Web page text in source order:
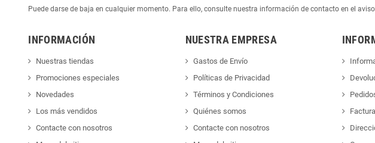
Puede darse de baja en cualquier momento. Para ello, consulte nuestra información de contacto en el
INFORMACIÓN
Nuestras tiendas
Promociones especiales
Novedades
Los más vendidos
Contacte con nosotros
NUESTRA EMPRESA
Gastos de Envío
Políticas de Privacidad
Términos y Condiciones
Quiénes somos
Contacte con nosotros